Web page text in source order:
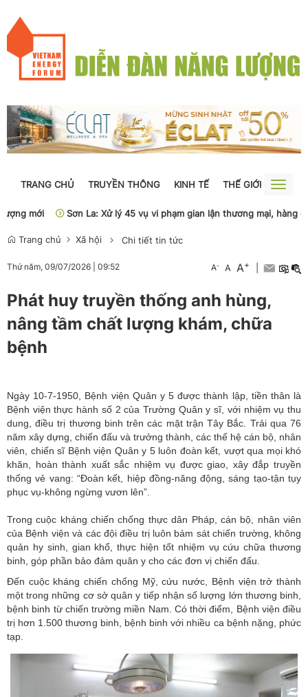
TRANG CHỦ TRUYỀN THÔNG KINH TẾ THẾ GIỚI
Toggle
mới
Sơn La: Xử lý 45 vụ vi phạm gian lận thương mại, hàng giả
Trang chủ Xã hội Chi tiết tin tức
Thứ năm, 09/07/2026 09:52 A- A A+
Phát huy truyền thống anh hùng,
nâng tầm chất lượng khám, chữa
bệnh
Ngày 10-7-1950, Bệnh viện Quân y 5 được thành lập, tiền thân là
Bệnh viện thực hành số 2 của Trường Quân y sĩ, với nhiệm vụ thu
dung, điều trị thương binh trên các mặt trận Tây Bắc. Trải qua 76
năm xây dựng, chiến đấu và trưởng thành, các thế hệ cán bộ, nhân
viên, chiến sĩ Bệnh viện Quân y 5 luôn đoàn kết, vượt qua mọi khó
khăn, hoàn thành xuất sắc nhiệm vụ được giao, xây đắp truyền
thống vẻ vang: “Đoàn kết, hiệp đồng-năng động, sáng tạo-tận tụy
phục vụ-không ngừng vươn lên”.
Trong cuộc kháng chiến chống thực dân Pháp, cán bộ, nhân viên
của Bệnh viện và các đội điều trị luôn bám sát chiến trường, không
quản hy sinh, gian khổ, thực hiện tốt nhiệm vụ cứu chữa thương
binh, góp phần bảo đảm quân y cho các đơn vị chiến đấu.
Đến cuộc kháng chiến chống Mỹ, cứu nước, Bệnh viện trở thành
một trong những cơ sở quân y tiếp nhận số lượng lớn thương binh,
bệnh binh từ chiến trường miền Nam. Có thời điểm, Bệnh viện điều
trị hơn 1.500 thương binh, bệnh binh với nhiều ca bệnh nặng, phức
tạp.